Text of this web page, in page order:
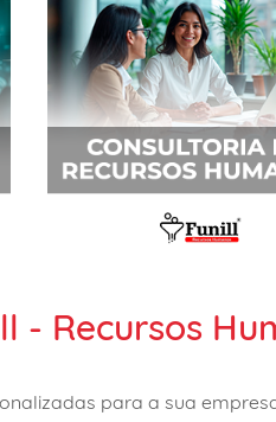
- Recursos
para a sua